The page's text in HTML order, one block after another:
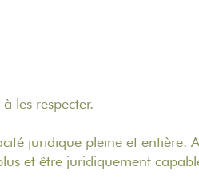
les respecter.
juridique pleine et entière.
et être juridiquement